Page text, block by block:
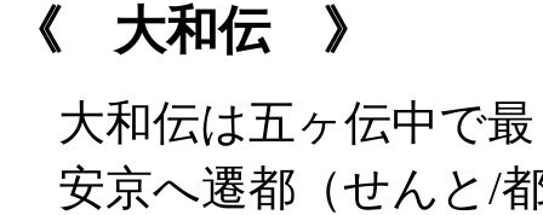
《 大和伝 》
大和伝は五ヶ伝中で
安京へ遷都（せんと/